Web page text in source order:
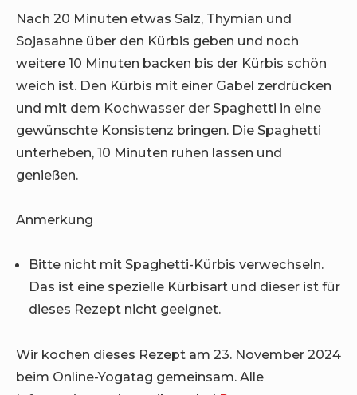
Nach 20 Minuten etwas Salz, Thymian und
Sojasahne über den Kürbis geben und noch
weitere 10 Minuten backen bis der Kürbis schön
weich ist. Den Kürbis mit einer Gabel zerdrücken
und mit dem Kochwasser der Spaghetti in eine
gewünschte Konsistenz bringen. Die Spaghetti
unterheben, 10 Minuten ruhen lassen und
genießen.
Anmerkung
Bitte nicht mit Spaghetti-Kürbis verwechseln.
Das ist eine spezielle Kürbisart und dieser ist für
dieses Rezept nicht geeignet.
Wir kochen dieses Rezept am 23. November 2024
beim Online-Yogatag gemeinsam. Alle